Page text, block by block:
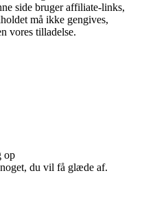
side bruger affiliate-links,
må ikke gengives,
vores tilladelse.
op
du vil få glæde af.